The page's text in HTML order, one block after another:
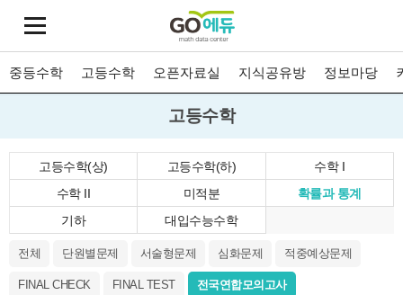
중등수학 고등수학 오픈자료실 지식공유방 정보마당
고등수학
고등수학(상) 고등수학(하)
수학 I
수학 II
미적분
확률과 통계
기하
대입수능수학
전체 단원별문제 서술형문제 심화문제 적중예상문제
FINAL CHECK FINAL TEST 전국연합모의고사